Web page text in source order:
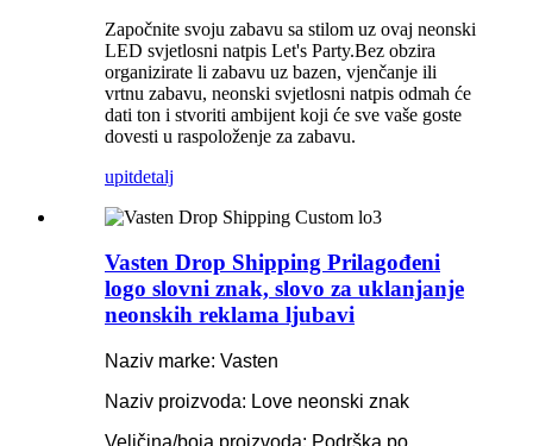
Započnite svoju zabavu sa stilom uz ovaj neonski
LED svjetlosni natpis Let's Party.Bez obzira
organizirate li zabavu uz bazen, vjenčanje ili
vrtnu zabavu, neonski svjetlosni natpis odmah će
dati ton i stvoriti ambijent koji će sve vaše goste
dovesti u raspoloženje za zabavu.
upitdetalj
Vasten Drop Shipping Prilagođeni
logo slovni znak, slovo za uklanjanje
neonskih reklama ljubavi
Naziv marke: Vasten
Naziv proizvoda: Love neonski znak
Veličina/boja proizvoda: Podrška po